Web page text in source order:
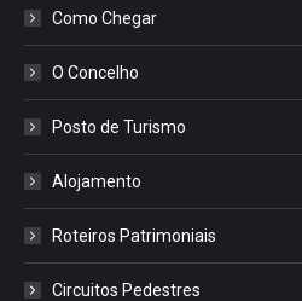
Como Chegar
O Concelho
Posto de Turismo
Alojamento
Roteiros Patrimoniais
Circuitos Pedestres